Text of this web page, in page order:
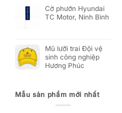
Cờ phướn Hyundai
TC Motor, Ninh Bình
Mũ lưỡi trai Đội vệ
sinh công nghiệp
Hương Phúc
Mẫu sản phẩm mới nhất